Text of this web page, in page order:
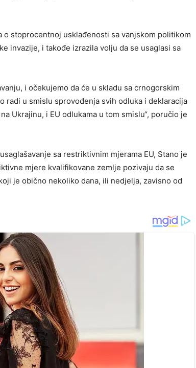
o stoprocentnoj usklađenosti sa vanjskom politikom
invazije, i takođe izrazila volju da se usaglasi sa
i očekujemo da će u skladu sa crnogorskim
radi u smislu sprovođenja svih odluka i deklaracija
Ukrajinu, i EU odlukama u tom smislu“, poručio je
sa restriktivnim mjerama EU, Stano je
mjere kvalifikovane zemlje pozivaju da se
je obično nekoliko dana, ili nedjelja, zavisno od